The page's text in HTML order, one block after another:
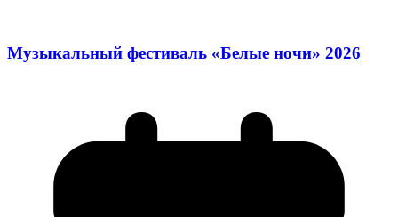
Музыкальный фестиваль «Белые ночи» 2026